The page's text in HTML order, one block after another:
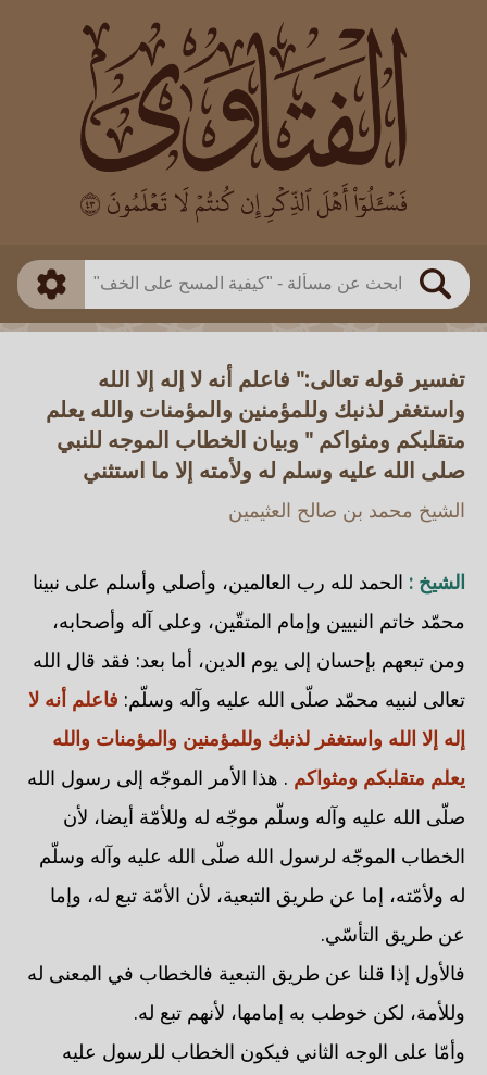
بحث
العالم
بن باز
بن العثيمين
اللجنة الدائمة
طريقة البحث
ذكي
تفسير قوله تعالى:" فاعلم أنه لا إله إلا الله
واستغفر لذنبك وللمؤمنين والمؤمنات والله يعلم
متقلبكم ومثواكم " وبيان الخطاب الموجه للنبي
صلى الله عليه وسلم له ولأمته إلا ما استثني
الشيخ محمد بن صالح العثيمين
الشيخ : الحمد لله رب العالمين، وأصلي وأسلم على نبينا
محمّد خاتم النبيين وإمام المتقّين، وعلى آله وأصحابه،
ومن تبعهم بإحسان إلى يوم الدين، أما بعد: فقد قال الله
تعالى لنبيه محمّد صلّى الله عليه وآله وسلّم: فاعلم أنه لا
إله إلا الله واستغفر لذنبك وللمؤمنين والمؤمنات والله
يعلم متقلبكم ومثواكم . هذا الأمر الموجّه إلى رسول الله
صلّى الله عليه وآله وسلّم موجّه له وللأمّة أيضا، لأن
الخطاب الموجّه لرسول الله صلّى الله عليه وآله وسلّم
له ولأمّته، إما عن طريق التبعية، لأن الأمّة تبع له، وإما
عن طريق التأسّي.
فالأول إذا قلنا عن طريق التبعية فالخطاب في المعنى له
وللأمة، لكن خوطب به إمامها، لأنهم تبع له.
وأمّا على الوجه الثاني فيكون الخطاب للرسول عليه